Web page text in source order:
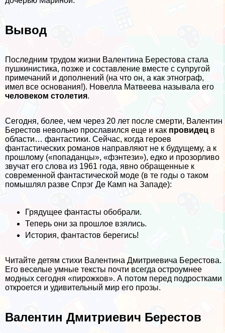
Вывод
Последним трудом жизни Валентина Берестова стала
пушкинистика, позже и составление вместе с супругой
примечаний и дополнений (на что он, а как этнограф,
имел все основания!). Новелла Матвеева называла его
человеком столетия.
Сегодня, более, чем через 20 лет после cмepти, Валентин
Берестов невольно прославился еще и как провидец в
области… фантастики. Сейчас, когда героев
фантастических романов направляют не к будущему, а к
прошлому («попаданцы», «фэнтези»), едко и прозорливо
звучат его слова из 1961 года, явно обращенные к
современной фантастической моде (в те годы о таком
помышлял разве Спрэг Де Камп на Западе):
Грядущее фантасты обобрали.
Теперь они за прошлое взялись.
История, фантастов берегись!
Читайте детям стихи Валентина Дмитриевича Берестова.
Его веселые умные тексты почти всегда остроумнее
модных сегодня «пирожков». А потом перед подростками
откроется и удивительный мир его прозы.
Валентин Дмитриевич Берестов